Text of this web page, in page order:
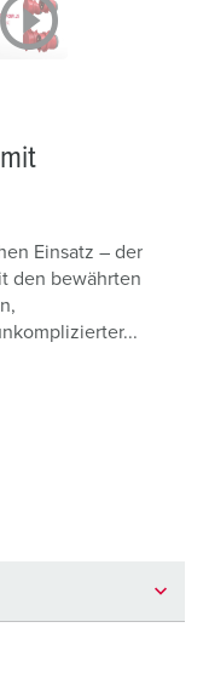
Einsatz – der
den bewährten